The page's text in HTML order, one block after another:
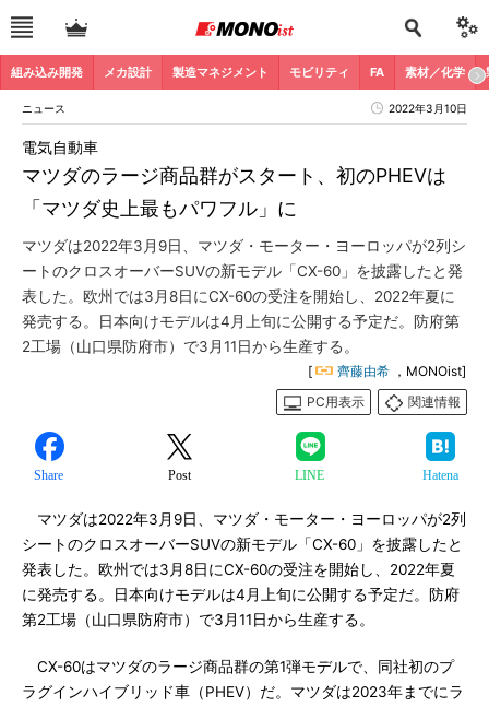
組み込み開発 メカ設計 製造マネジメント モビリティ FA 素材／化学
ニュース 2022年3月10日
マツダのラージ商品群がスタート、初のPHEVは
「マツダ史上最もパワフル」に
電気自動車
マツダは2022年3月9日、マツダ・モーター・ヨーロッパが2列シ
ートのクロスオーバーSUVの新モデル「CX-60」を披露したと発
表した。欧州では3月8日にCX-60の受注を開始し、2022年夏に
発売する。日本向けモデルは4月上旬に公開する予定だ。防府第
2工場（山口県防府市）で3月11日から生産する。
[ 齊藤由希 ，MONOist]
PC用表示
関連情報
Share Post LINE Hatena
マツダは2022年3月9日、マツダ・モーター・ヨーロッパが2列
シートのクロスオーバーSUVの新モデル「CX-60」を披露したと
発表した。欧州では3月8日にCX-60の受注を開始し、2022年夏
に発売する。日本向けモデルは4月上旬に公開する予定だ。防府
第2工場（山口県防府市）で3月11日から生産する。
CX-60はマツダのラージ商品群の第1弾モデルで、同社初のプ
ラグインハイブリッド車（PHEV）だ。マツダは2023年までにラ